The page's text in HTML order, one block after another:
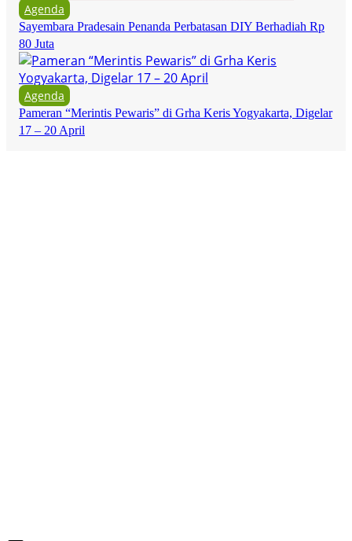
Agenda
Sayembara Pradesain Penanda Perbatasan DIY Berhadiah Rp
80 Juta
Agenda
Pameran “Merintis Pewaris” di Grha Keris Yogyakarta, Digelar
17 – 20 April